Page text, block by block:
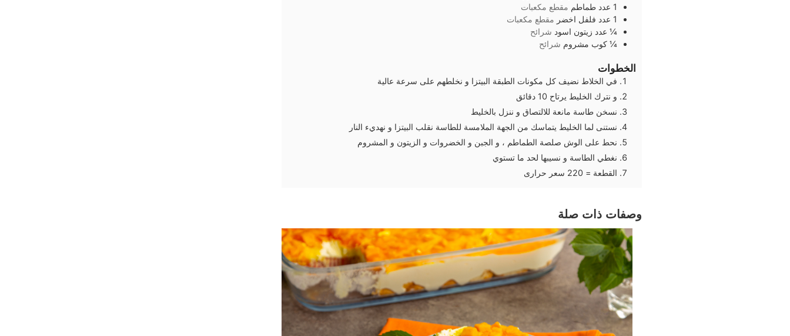
1 عدد طماطم مقطع مكعبات
1 عدد فلفل اخضر مقطع مكعبات
¼ عدد زيتون اسود شرائح
¼ كوب مشروم شرائح
الخطوات
في الخلاط نضيف كل مكونات الطبقة البيتزا و نخلطهم على سرعة عالية
و نترك الخليط يرتاح 10 دقائق
نسخن طاسة مانعة للالتصاق و ننزل بالخليط
نستنى لما الخليط يتماسك من الجهة الملامسة للطاسة نقلب البيتزا و نهديء النار
نحط على الوش صلصة الطماطم ، و الجبن و الخضروات و الزيتون و المشروم
نغطي الطاسة و نسيبها لحد ما تستوي
القطعة = 220 سعر حرارى
وصفات ذات صلة